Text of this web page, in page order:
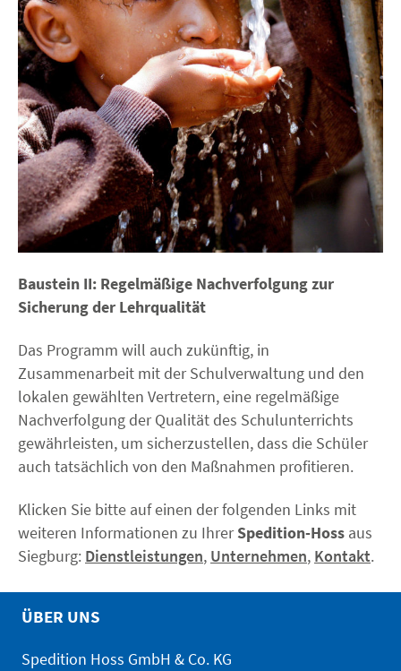
Baustein II: Regelmäßige Nachverfolgung zur
Sicherung der Lehrqualität
Das Programm will auch zukünftig, in
Zusammenarbeit mit der Schulverwaltung und den
lokalen gewählten Vertretern, eine regelmäßige
Nachverfolgung der Qualität des Schulunterrichts
gewährleisten, um sicherzustellen, dass die Schüler
auch tatsächlich von den Maßnahmen profitieren.
Klicken Sie bitte auf einen der folgenden Links mit
weiteren Informationen zu IhrerSpedition-Hoss aus
Siegburg: Dienstleistungen, Unternehmen, Kontakt.
ÜBER UNS
Spedition Hoss GmbH & Co. KG